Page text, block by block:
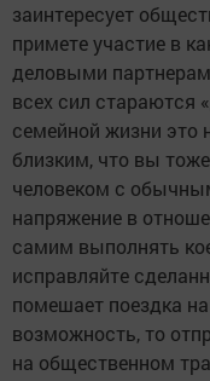
заинтересует
примете участие в
деловыми
всех сил стараются
семейной жизни это
близким, что вы
человеком с
напряжение в
самим выполнять
исправляйте
помешает поездка
возможность, то
на общественном